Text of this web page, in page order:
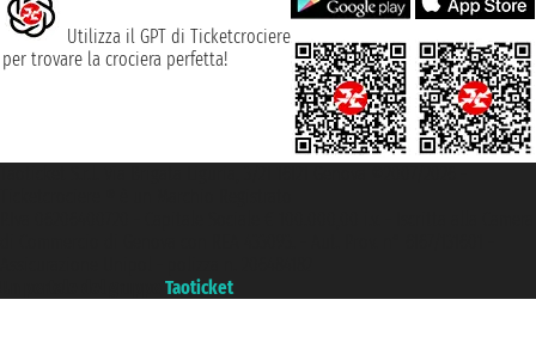
Utilizza il GPT di Ticketcrociere
per trovare la crociera perfetta!
Taoticket